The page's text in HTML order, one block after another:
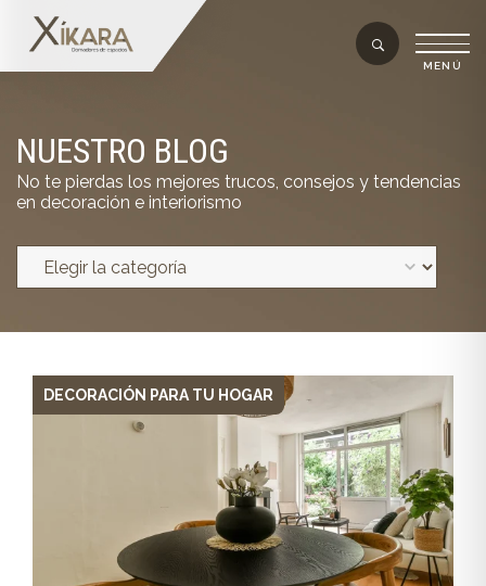
NUESTRO BLOG
No te pierdas los mejores trucos, consejos y tendencias
en decoración e interiorismo
DECORACIÓN PARA TU HOGAR